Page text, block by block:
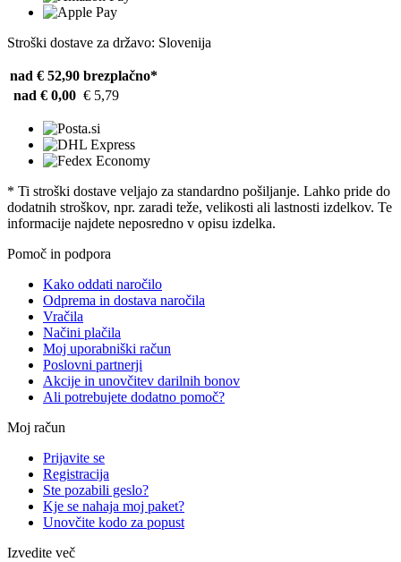
Stroški dostave za državo: Slovenija
nad € 52,90 brezplačno*
nad € 0,00 € 5,79
* Ti stroški dostave veljajo za standardno pošiljanje. Lahko pride do
dodatnih stroškov, npr. zaradi teže, velikosti ali lastnosti izdelkov. Te
informacije najdete neposredno v opisu izdelka.
Pomoč in podpora
Kako oddati naročilo
Odprema in dostava naročila
Vračila
Načini plačila
Moj uporabniški račun
Poslovni partnerji
Akcije in unovčitev darilnih bonov
Ali potrebujete dodatno pomoč?
Moj račun
Prijavite se
Registracija
Ste pozabili geslo?
Kje se nahaja moj paket?
Unovčite kodo za popust
Izvedite več